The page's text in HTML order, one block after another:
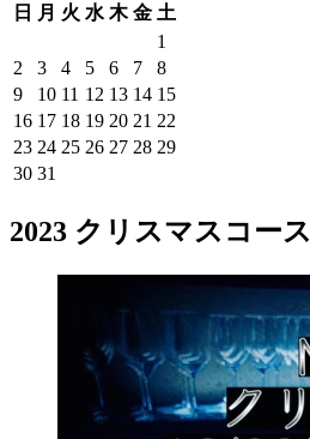
日
月 火 水 木 金 土
1
2
3 4 5 6 7
8
9
10 11 12 13 14 15
16 17 18 19 20 21 22
23 24 25 26 27 28 29
30 31
2023 クリスマスコース